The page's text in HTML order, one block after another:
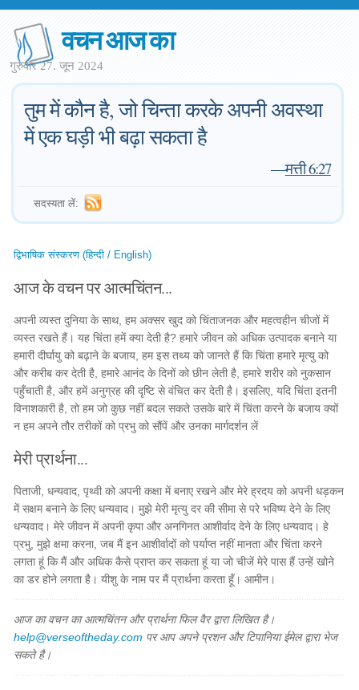
वचन आज का
गुरुवार 27. जून 2024
तुम में कौन है, जो चिन्ता करके अपनी अवस्था
में एक घड़ी भी बढ़ा सकता है
—मत्ती 6:27
सदस्यता लें:
द्विभाषिक संस्करण (हिन्दी / English)
आज के वचन पर आत्मचिंतन...
अपनी व्यस्त दुनिया के साथ, हम अक्सर खुद को चिंताजनक और महत्वहीन चीजों में
व्यस्त रखते हैं। यह चिंता हमें क्या देती है? हमारे जीवन को अधिक उत्पादक बनाने या
हमारी दीर्घायु को बढ़ाने के बजाय, हम इस तथ्य को जानते हैं कि चिंता हमारे मृत्यु को
और करीब कर देती है, हमारे आनंद के दिनों को छीन लेती है, हमारे शरीर को नुकसान
पहुँचाती है, और हमें अनुग्रह की दृष्टि से वंचित कर देती है। इसलिए, यदि चिंता इतनी
विनाशकारी है, तो हम जो कुछ नहीं बदल सकते उसके बारे में चिंता करने के बजाय क्यों
न हम अपने तौर तरीकों को प्रभु को सौंपें और उनका मार्गदर्शन लें
मेरी प्रार्थना...
पिताजी, धन्यवाद, पृथ्वी को अपनी कक्षा में बनाए रखने और मेरे ह्रदय को अपनी धड़कन
में सक्षम बनाने के लिए धन्यवाद। मुझे मेरी मृत्यु दर की सीमा से परे भविष्य देने के लिए
धन्यवाद। मेरे जीवन में अपनी कृपा और अनगिनत आशीर्वाद देने के लिए धन्यवाद। हे
प्रभु, मुझे क्षमा करना, जब मैं इन आशीर्वादों को पर्याप्त नहीं मानता और चिंता करने
लगता हूं कि मैं और अधिक कैसे प्राप्त कर सकता हूं या जो चीजें मेरे पास हैं उन्हें खोने
का डर होने लगता है। यीशु के नाम पर मैं प्रार्थना करता हूँ। आमीन।
आज का वचन का आत्मचिंतन और प्रार्थना फिल वैर द्वारा लिखित है।
help@verseoftheday.com पर आप अपने प्रशन और टिपानिया ईमेल द्वारा भेज
सकते है।